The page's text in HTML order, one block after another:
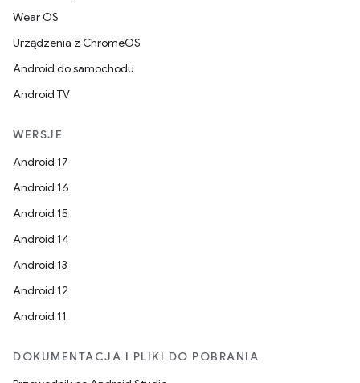
Wear OS
Urządzenia z ChromeOS
Android do samochodu
Android TV
WERSJE
Android 17
Android 16
Android 15
Android 14
Android 13
Android 12
Android 11
DOKUMENTACJA I PLIKI DO POBRANIA